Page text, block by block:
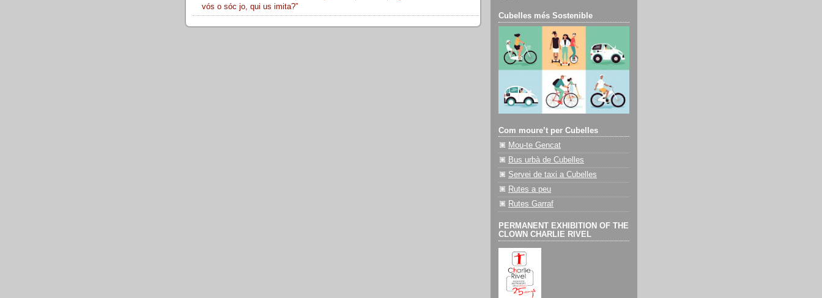
vós o sóc jo, qui us imita?”
Cubelles més Sostenible
Com moure’t per Cubelles
Mou-te Gencat
Bus urbà de Cubelles
Servei de taxi a Cubelles
Rutes a peu
Rutes Garraf
PERMANENT EXHIBITION OF THE
CLOWN CHARLIE RIVEL